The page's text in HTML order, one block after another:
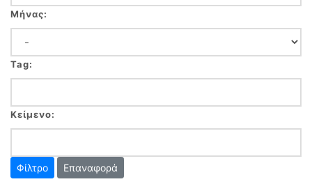
Μήνας:
Tag:
Κείμενο:
Επαναφορά